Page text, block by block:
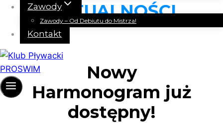
Zawody
Zawody – Od Debiutu do Mistrza!
Kontakt
AKTUALNOŚCI
Nowy
Harmonogram już
dostępny!